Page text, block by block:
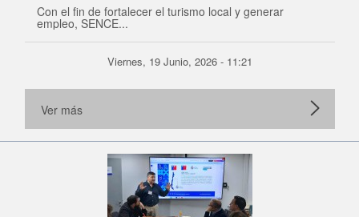
Con el fin de fortalecer el turismo local y generar
empleo, SENCE...
Viernes, 19 Junio, 2026 - 11:21
Ver más